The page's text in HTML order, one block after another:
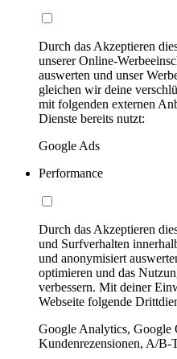
Durch das Akzeptieren
unserer Online-
auswerten und unser
gleichen wir deine
mit folgenden externen
Dienste bereits nutzt:
Google Ads
Performance
Durch das Akzeptieren
und Surfverhalten
und anonymisiert
optimieren und das
verbessern. Mit deiner
Webseite folgende
Google Analytics, Google
Kundenrezensionen, A/B-